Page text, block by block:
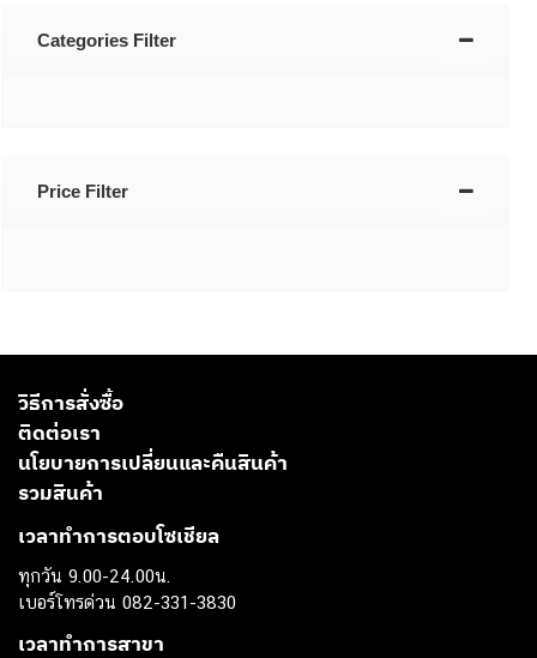
Categories Filter
Price Filter
วิธีการสั่งซื้อ
ติดต่อเรา
นโยบายการเปลี่ยนและคืนสินค้า
รวมสินค้า
เวลาทำการตอบโซเชียล
ทุกวัน 9.00-24.00น.
เบอร์โทรด่วน 082-331-3830
เวลาทำการสาขา